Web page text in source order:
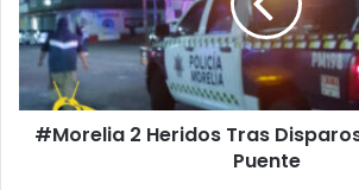
Disparos
En
Ventura
Puente
#Morelia 2 Heridos Tras
Puente